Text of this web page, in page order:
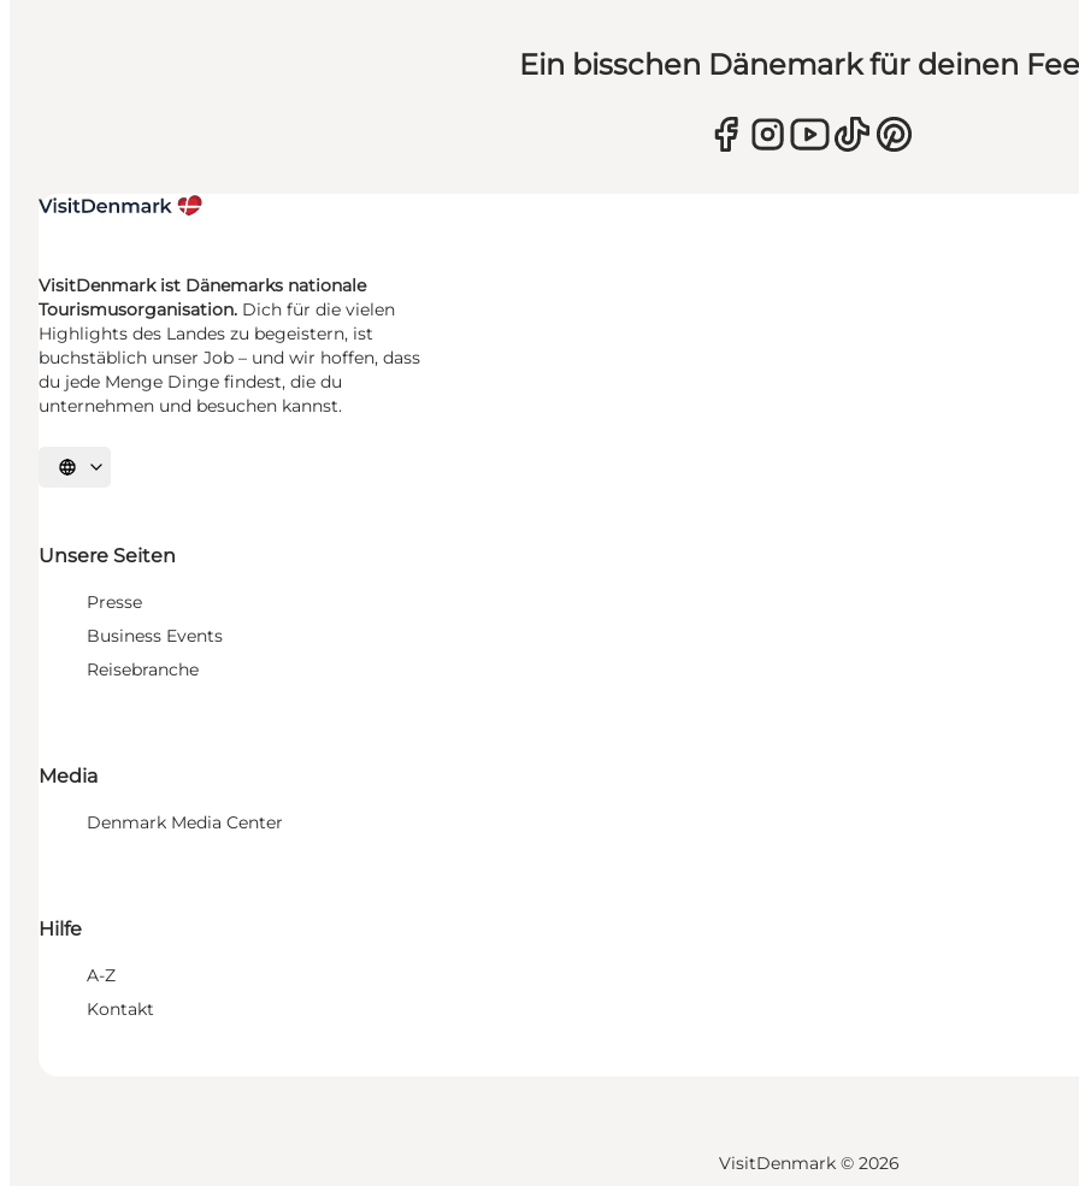
Ein bisschen Dänemark für deinen
VisitDenmark ist Dänemarks nationale
Tourismusorganisation. Dich für die vielen
Highlights des Landes zu begeistern, ist
buchstäblich unser Job – und wir hoffen, dass
du jede Menge Dinge findest, die du
unternehmen und besuchen kannst.
Sprache auswählen
Unsere Seiten
Presse
Business Events
Reisebranche
Media
Denmark Media Center
Hilfe
A-Z
Kontakt
VisitDenmark © 2026